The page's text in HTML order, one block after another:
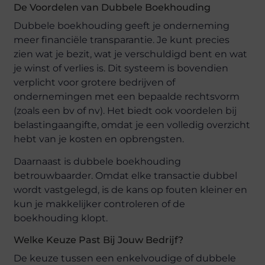
De Voordelen van Dubbele Boekhouding
Dubbele boekhouding geeft je onderneming
meer financiële transparantie. Je kunt precies
zien wat je bezit, wat je verschuldigd bent en wat
je winst of verlies is. Dit systeem is bovendien
verplicht voor grotere bedrijven of
ondernemingen met een bepaalde rechtsvorm
(zoals een bv of nv). Het biedt ook voordelen bij
belastingaangifte, omdat je een volledig overzicht
hebt van je kosten en opbrengsten.
Daarnaast is dubbele boekhouding
betrouwbaarder. Omdat elke transactie dubbel
wordt vastgelegd, is de kans op fouten kleiner en
kun je makkelijker controleren of de
boekhouding klopt.
Welke Keuze Past Bij Jouw Bedrijf?
De keuze tussen een enkelvoudige of dubbele